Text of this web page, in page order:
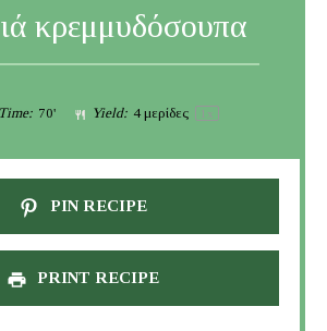
κρεμμυδόσουπα
70' Yield: 4μερίδες 1 x
PIN RECIPE
PRINT RECIPE